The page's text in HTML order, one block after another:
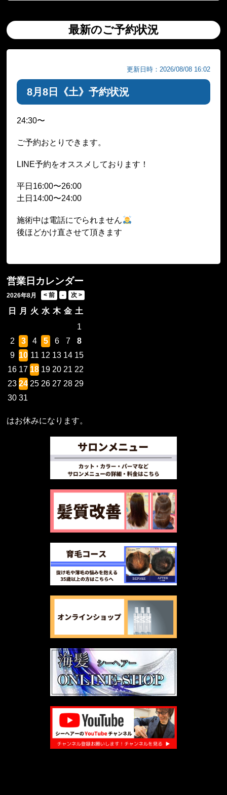
最新のご予約状況
更新日時：2026/08/08 16:02
8月8日《土》予約状況
24:30〜
ご予約おとりできます。
LINE予約をオススメしております！
平日16:00〜26:00
土日14:00〜24:00
施術中は電話にでられません
後ほどかけ直させて頂きます
営業日カレンダー
2026年8月
日 月 火 水 木 金 土
1
2
3 4 5 6 7
8
9 10 11 12 13 14 15
16 17 18 19 20 21 22
23 24 25 26 27 28 29
30 31
はお休みになります。